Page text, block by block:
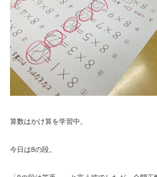
算数はかけ算を学習中。
今日は8の段。